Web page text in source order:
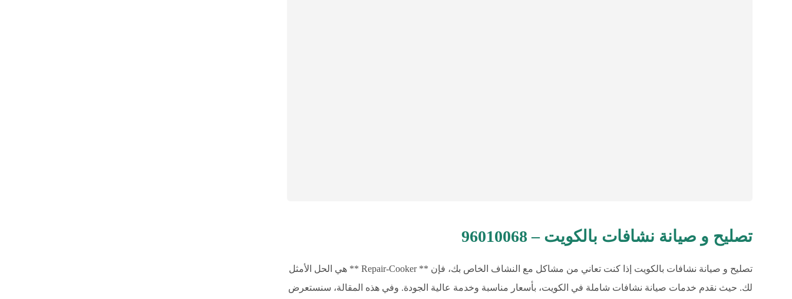
تصليح و صيانة نشافات بالكويت – 96010068
تصليح و صيانة نشافات بالكويت إذا كنت تعاني من مشاكل مع النشاف الخاص بك، فإن ** Repair-Cooker ** هي الحل الأمثل
لك. حيث نقدم خدمات صيانة نشافات شاملة في الكويت، بأسعار مناسبة وخدمة عالية الجودة. وفي هذه المقالة، سنستعرض